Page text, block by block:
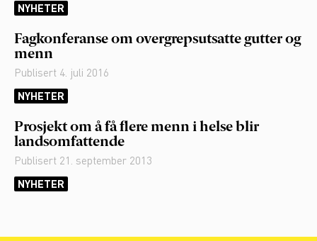
NYHETER
Fagkonferanse om overgrepsutsatte gutter og
menn
Publisert 4. juli 2016
NYHETER
Prosjekt om å få flere menn i helse blir
landsomfattende
Publisert 21. september 2013
NYHETER